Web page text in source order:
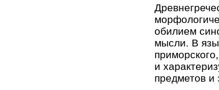
обилием
мысли. В
и
предметов и